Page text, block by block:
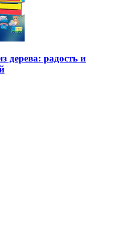
дерева: радость и